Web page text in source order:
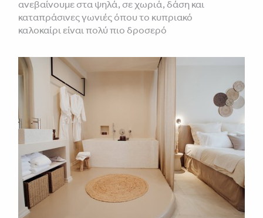
ανεβαίνουμε στα ψηλά, σε χωριά, δάση και
καταπράσινες γωνιές όπου το κυπριακό
καλοκαίρι είναι πολύ πιο δροσερό